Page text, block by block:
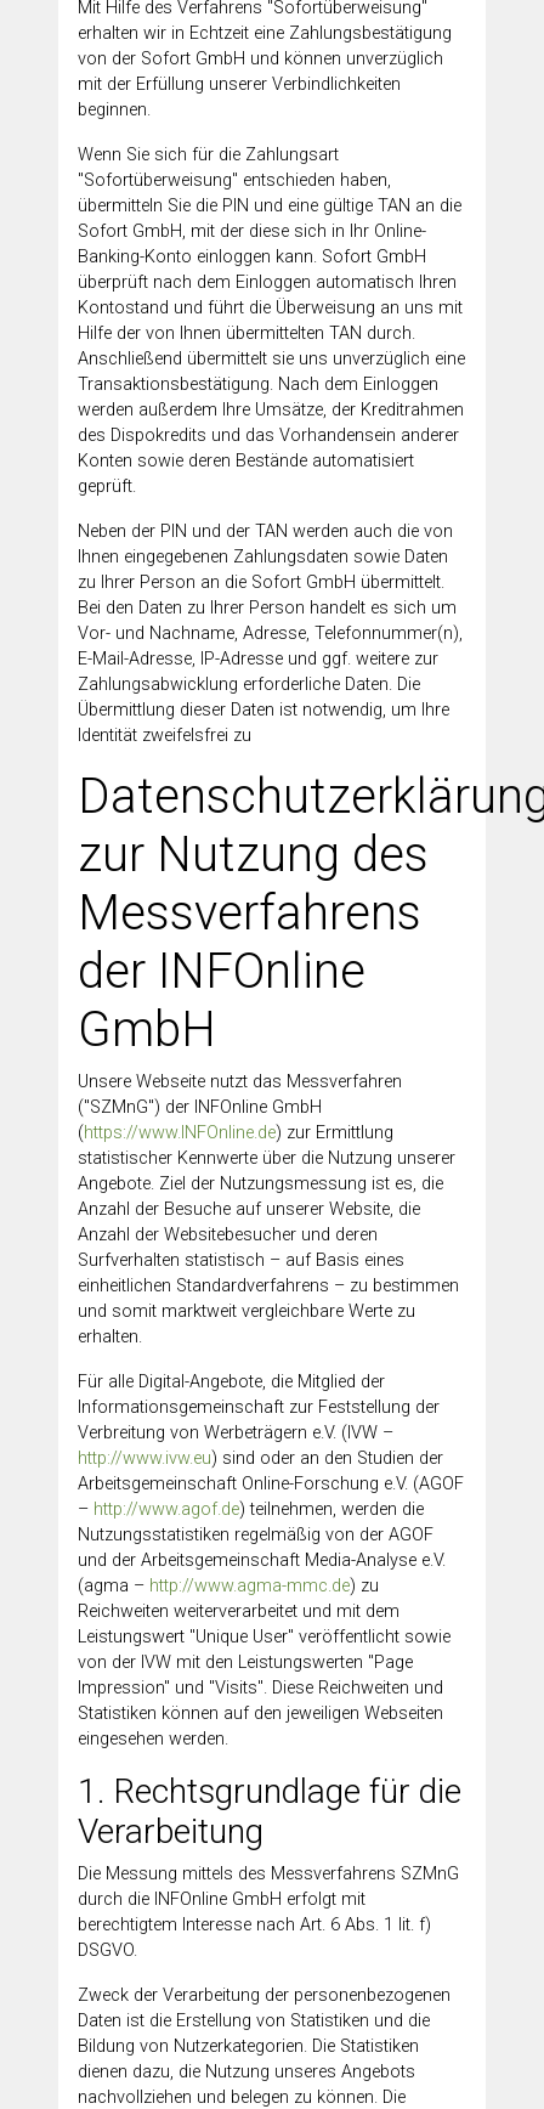
Mit Hilfe des Verfahrens "Sofortüberweisung"
erhalten wir in Echtzeit eine Zahlungsbestätigung
von der Sofort GmbH und können unverzüglich
mit der Erfüllung unserer Verbindlichkeiten
beginnen.
Wenn Sie sich für die Zahlungsart
"Sofortüberweisung" entschieden haben,
übermitteln Sie die PIN und eine gültige TAN an die
Sofort GmbH, mit der diese sich in Ihr Online-
Banking-Konto einloggen kann. Sofort GmbH
überprüft nach dem Einloggen automatisch Ihren
Kontostand und führt die Überweisung an uns mit
Hilfe der von Ihnen übermittelten TAN durch.
Anschließend übermittelt sie uns unverzüglich eine
Transaktionsbestätigung. Nach dem Einloggen
werden außerdem Ihre Umsätze, der Kreditrahmen
des Dispokredits und das Vorhandensein anderer
Konten sowie deren Bestände automatisiert
geprüft.
Neben der PIN und der TAN werden auch die von
Ihnen eingegebenen Zahlungsdaten sowie Daten
zu Ihrer Person an die Sofort GmbH übermittelt.
Bei den Daten zu Ihrer Person handelt es sich um
Vor- und Nachname, Adresse, Telefonnummer(n),
E-Mail-Adresse, IP-Adresse und ggf. weitere zur
Zahlungsabwicklung erforderliche Daten. Die
Übermittlung dieser Daten ist notwendig, um Ihre
Identität zweifelsfrei zu
zur Nutzung des
Messverfahrens
der INFOnline
GmbH
Unsere Webseite nutzt das Messverfahren
("SZMnG") der INFOnline GmbH
(https://www.INFOnline.de) zur Ermittlung
statistischer Kennwerte über die Nutzung unserer
Angebote. Ziel der Nutzungsmessung ist es, die
Anzahl der Besuche auf unserer Website, die
Anzahl der Websitebesucher und deren
Surfverhalten statistisch – auf Basis eines
einheitlichen Standardverfahrens – zu bestimmen
und somit marktweit vergleichbare Werte zu
erhalten.
Für alle Digital-Angebote, die Mitglied der
Informationsgemeinschaft zur Feststellung der
Verbreitung von Werbeträgern e.V. (IVW –
http://www.ivw.eu) sind oder an den Studien der
Arbeitsgemeinschaft Online-Forschung e.V. (AGOF
– http://www.agof.de) teilnehmen, werden die
Nutzungsstatistiken regelmäßig von der AGOF
und der Arbeitsgemeinschaft Media-Analyse e.V.
(agma – http://www.agma-mmc.de) zu
Reichweiten weiterverarbeitet und mit dem
Leistungswert "Unique User" veröffentlicht sowie
von der IVW mit den Leistungswerten "Page
Impression" und "Visits". Diese Reichweiten und
Statistiken können auf den jeweiligen Webseiten
eingesehen werden.
1. Rechtsgrundlage für die
Verarbeitung
Die Messung mittels des Messverfahrens SZMnG
durch die INFOnline GmbH erfolgt mit
berechtigtem Interesse nach Art. 6 Abs. 1 lit. f)
DSGVO.
Zweck der Verarbeitung der personenbezogenen
Daten ist die Erstellung von Statistiken und die
Bildung von Nutzerkategorien. Die Statistiken
dienen dazu, die Nutzung unseres Angebots
nachvollziehen und belegen zu können. Die